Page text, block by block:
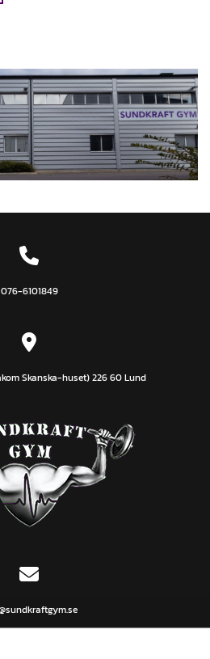

076-6101849

Skanska-huset) 226 60 Lund
